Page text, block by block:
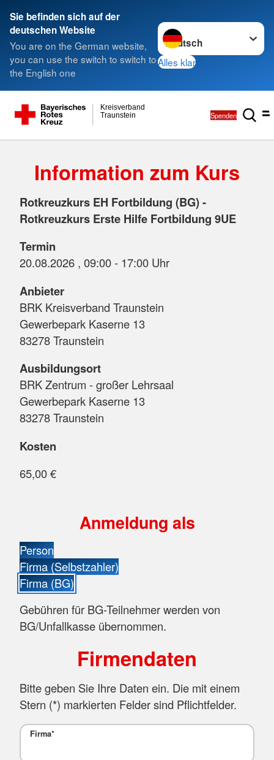
Sie befinden sich auf der
deutschen Website
You are on the German website,
you can use the switch to switch to
the English one
Sprache wechseln zu
Alles klar
Traunstein
Kreisverband
Spenden
Information zum Kurs
Rotkreuzkurs EH Fortbildung (BG) -
Rotkreuzkurs Erste Hilfe Fortbildung 9UE
Termin
20.08.2026 , 09:00 - 17:00 Uhr
Anbieter
BRK Kreisverband Traunstein
Gewerbepark Kaserne 13
83278 Traunstein
Ausbildungsort
BRK Zentrum - großer Lehrsaal
Gewerbepark Kaserne 13
83278 Traunstein
Kosten
65,00 €
Anmeldung als
Person
Firma (Selbstzahler)
Firma (BG)
Gebühren für BG-Teilnehmer werden von
BG/Unfallkasse übernommen.
Firmendaten
Bitte geben Sie Ihre Daten ein. Die mit einem
Stern (*) markierten Felder sind Pflichtfelder.
Firma*